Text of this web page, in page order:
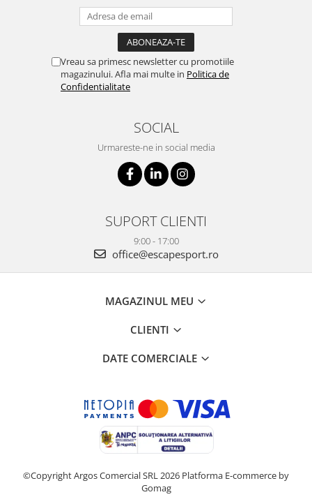
Vreau sa primesc newsletter cu promotiile
magazinului. Afla mai multe in Politica de
Confidentialitate
SOCIAL
Urmareste-ne in social media
SUPORT CLIENTI
9:00 - 17:00
office@escapesport.ro
MAGAZINUL MEU
CLIENTI
DATE COMERCIALE
©Copyright Argos Comercial SRL 2026 Platforma E-commerce by
Gomag